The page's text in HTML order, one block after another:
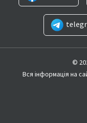
©
Вся інформація на